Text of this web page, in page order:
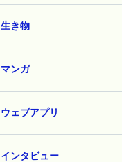
生き物
マンガ
ウェブアプリ
インタビュー